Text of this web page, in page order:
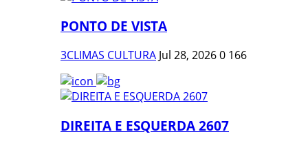
PONTO DE VISTA
3CLIMAS CULTURA Jul 28, 20260 166
DIREITA E ESQUERDA 2607